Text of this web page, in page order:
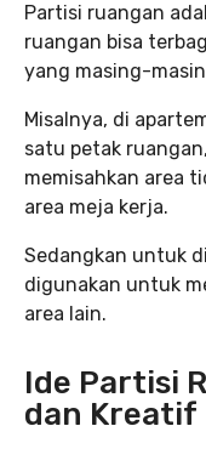
Partisi ruangan
ruangan bisa
yang masing-
Misalnya, di
satu petak
memisahkan area
area meja kerja.
Sedangkan untuk
digunakan untuk
area lain.
Ide Partisi
dan Kreatif